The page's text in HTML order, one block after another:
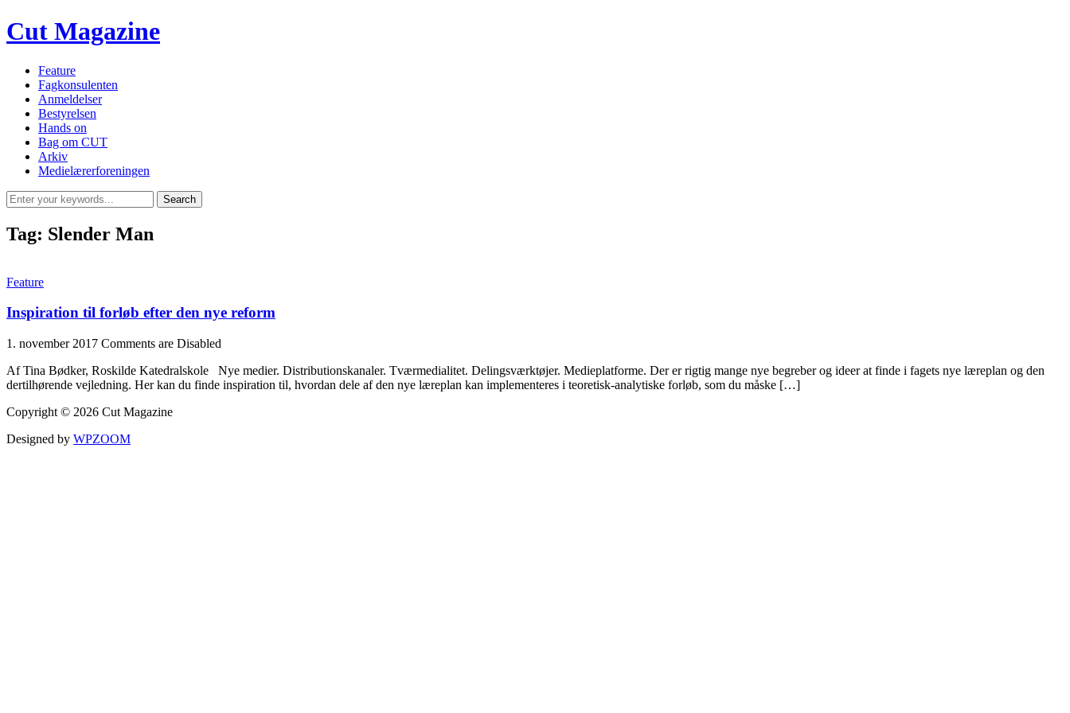
Cut Magazine
Feature
Fagkonsulenten
Anmeldelser
Bestyrelsen
Hands on
Bag om CUT
Arkiv
Medielærerforeningen
Tag: Slender Man
Feature
Inspiration til forløb efter den nye reform
1. november 2017 Comments are Disabled
Af Tina Bødker, Roskilde Katedralskole Nye medier. Distributionskanaler. Tværmedialitet. Delingsværktøjer. Medieplatforme. Der er rigtig mange nye begreber og ideer at finde i fagets nye læreplan og den
dertilhørende vejledning. Her kan du finde inspiration til, hvordan dele af den nye læreplan kan implementeres i teoretisk-analytiske forløb, som du måske […]
Copyright © 2026 Cut Magazine
Designed by WPZOOM